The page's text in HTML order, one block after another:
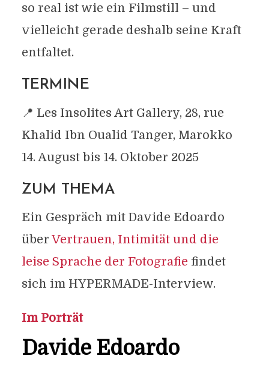
so real ist wie ein Filmstill – und
vielleicht gerade deshalb seine Kraft
entfaltet.
TERMINE
📍 Les Insolites Art Gallery, 28, rue
Khalid Ibn Oualid Tanger, Marokko
14. August bis 14. Oktober 2025
ZUM THEMA
Ein Gespräch mit Davide Edoardo
über Vertrauen, Intimität und die
leise Sprache der Fotografiefindet
sich im HYPERMADE-Interview.
Im Porträt
Davide Edoardo